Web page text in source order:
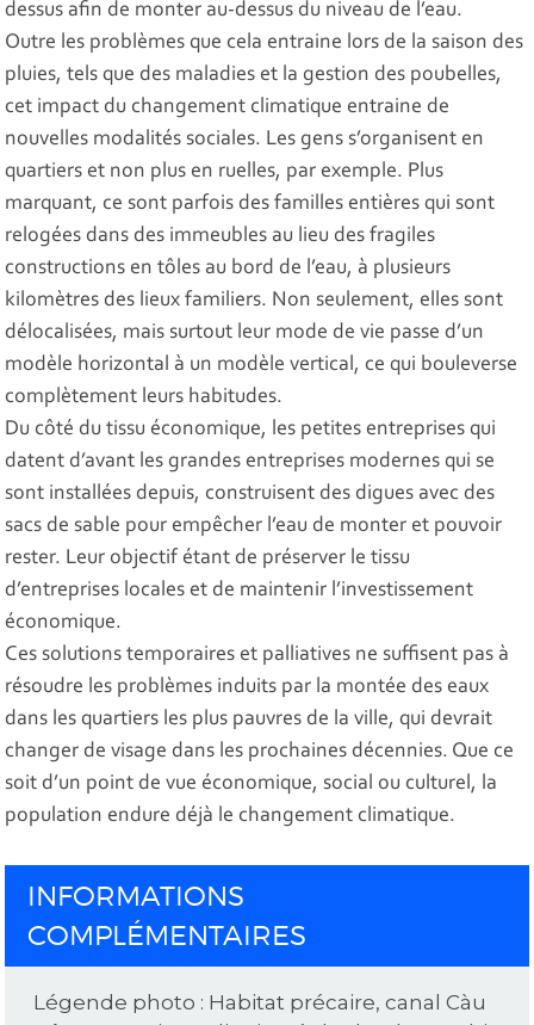
dessus afin de monter au-dessus du niveau de l’eau.
Outre les problèmes que cela entraine lors de la saison des
pluies, tels que des maladies et la gestion des poubelles,
cet impact du changement climatique entraine de
nouvelles modalités sociales. Les gens s’organisent en
quartiers et non plus en ruelles, par exemple. Plus
marquant, ce sont parfois des familles entières qui sont
relogées dans des immeubles au lieu des fragiles
constructions en tôles au bord de l’eau, à plusieurs
kilomètres des lieux familiers. Non seulement, elles sont
délocalisées, mais surtout leur mode de vie passe d’un
modèle horizontal à un modèle vertical, ce qui bouleverse
complètement leurs habitudes.
Du côté du tissu économique, les petites entreprises qui
datent d’avant les grandes entreprises modernes qui se
sont installées depuis, construisent des digues avec des
sacs de sable pour empêcher l’eau de monter et pouvoir
rester. Leur objectif étant de préserver le tissu
d’entreprises locales et de maintenir l’investissement
économique.
Ces solutions temporaires et palliatives ne suffisent pas à
résoudre les problèmes induits par la montée des eaux
dans les quartiers les plus pauvres de la ville, qui devrait
changer de visage dans les prochaines décennies. Que ce
soit d’un point de vue économique, social ou culturel, la
population endure déjà le changement climatique.
INFORMATIONS
COMPLÉMENTAIRES
Légende photo : Habitat précaire, canal Càu